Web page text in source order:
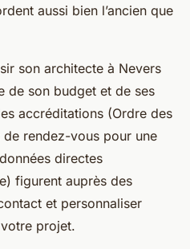
aussi bien l’ancien que
son architecte à Nevers
de son budget et de ses
accréditations (Ordre des
rendez-vous pour une
directes
figurent auprès des
et personnaliser
projet.